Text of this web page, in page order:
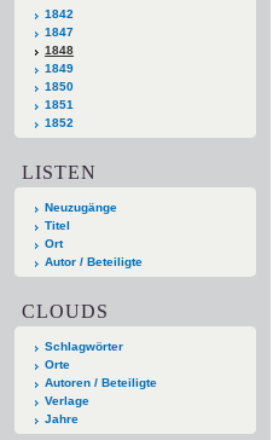
1842
1847
1848
1849
1850
1851
1852
LISTEN
Neuzugänge
Titel
Ort
Autor / Beteiligte
CLOUDS
Schlagwörter
Orte
Autoren / Beteiligte
Verlage
Jahre